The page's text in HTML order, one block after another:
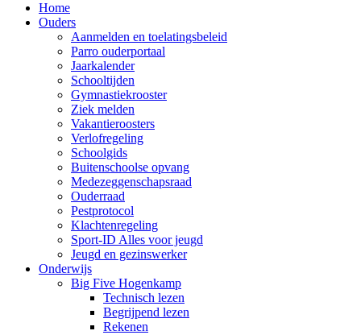
Home
Ouders
Aanmelden en toelatingsbeleid
Parro ouderportaal
Jaarkalender
Schooltijden
Gymnastiekrooster
Ziek melden
Vakantieroosters
Verlofregeling
Schoolgids
Buitenschoolse opvang
Medezeggenschapsraad
Ouderraad
Pestprotocol
Klachtenregeling
Sport-ID Alles voor jeugd
Jeugd en gezinswerker
Onderwijs
Big Five Hogenkamp
Technisch lezen
Begrijpend lezen
Rekenen